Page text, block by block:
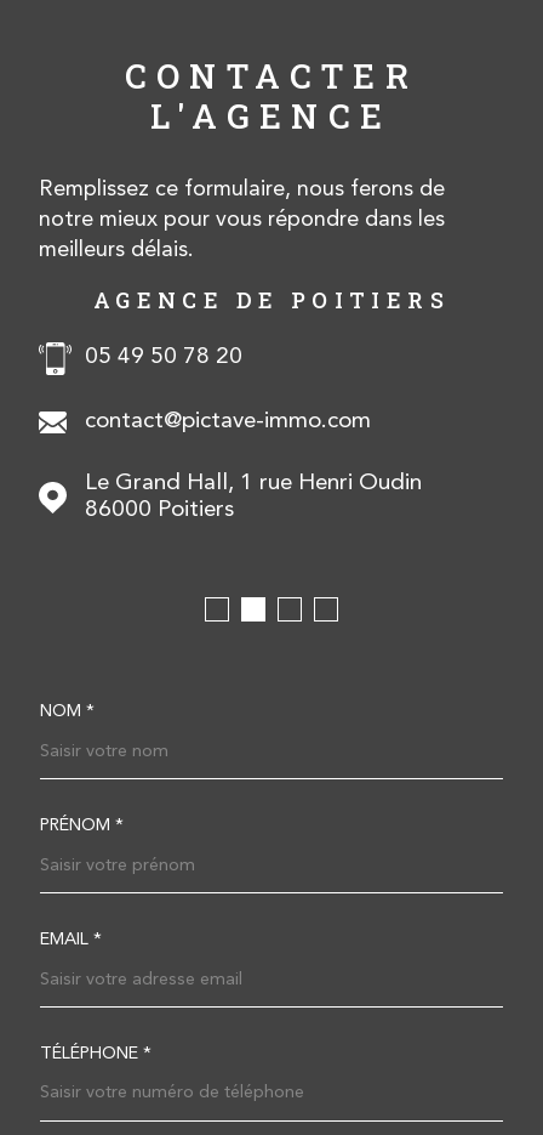
CONTACTER
L'AGENCE
Remplissez ce formulaire, nous ferons de
notre mieux pour vous répondre dans les
meilleurs délais.
AGENCE DE POITIERS
05 49 50 78 20
contact@pictave-immo.com
Le Grand Hall, 1 rue Henri Oudin
86000
Poitiers
NOM *
PRÉNOM *
EMAIL *
TÉLÉPHONE *